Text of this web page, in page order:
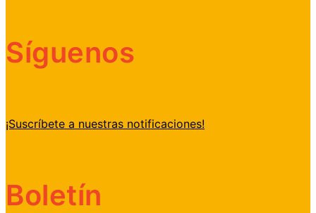
Síguenos
¡Suscríbete a nuestras notificaciones!
Boletín